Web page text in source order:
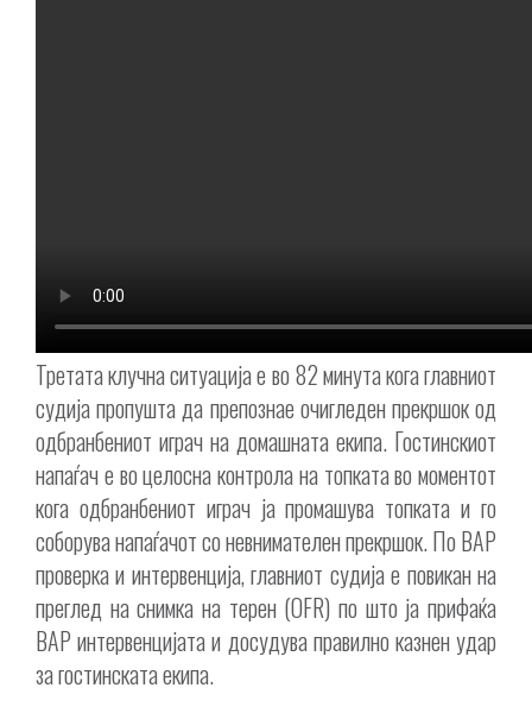
Третата клучна ситуација е во 82 минута кога главниот
судија пропушта да препознае очигледен прекршок од
одбранбениот играч на домашната екипа. Гостинскиот
напаѓач е во целосна контрола на топката во моментот
кога одбранбениот играч ја промашува топката и го
соборува напаѓачот со невнимателен прекршок. По ВАР
проверка и интервенција, главниот судија е повикан на
преглед на снимка на терен (OFR) по што ја прифаќа
ВАР интервенцијата и досудува правилно казнен удар
за гостинската екипа.